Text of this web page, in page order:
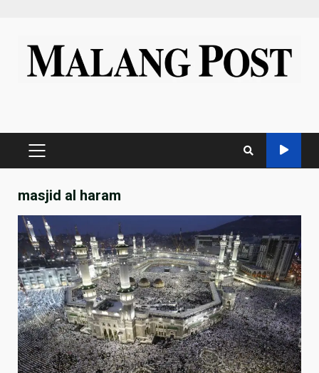
content
PRIMARY
masjid al haram